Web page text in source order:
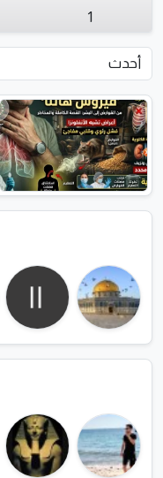
1
الامراض والعلاجات